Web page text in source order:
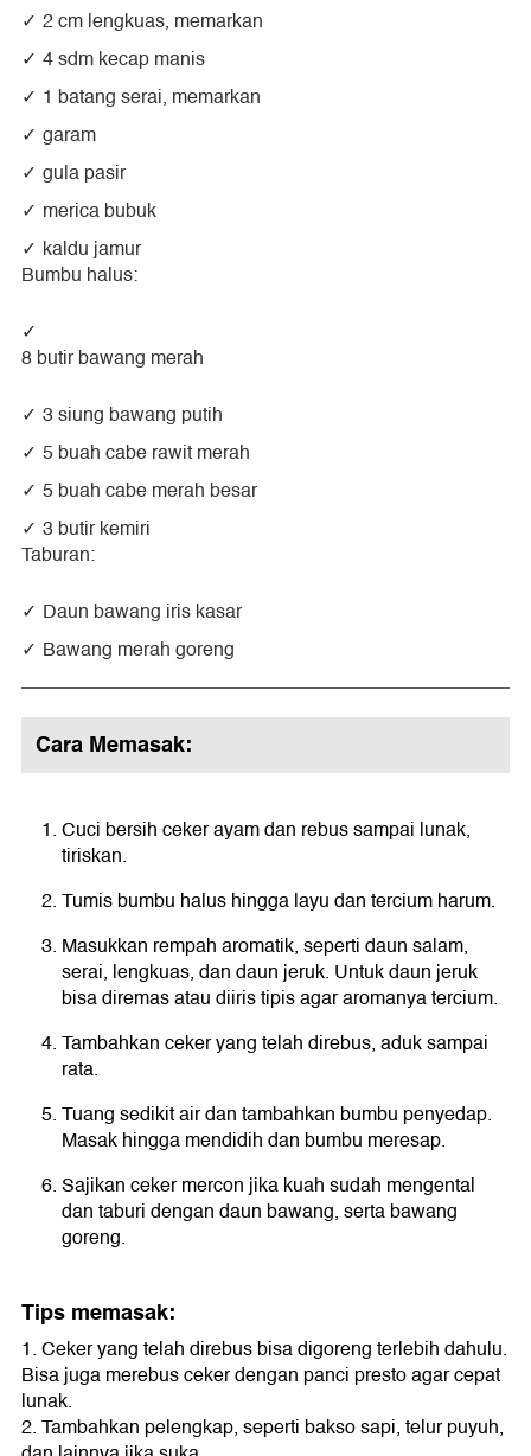
2 cm lengkuas, memarkan
4 sdm kecap manis
1 batang serai, memarkan
garam
gula pasir
merica bubuk
kaldu jamur
Bumbu halus:
8 butir bawang merah
3 siung bawang putih
5 buah cabe rawit merah
5 buah cabe merah besar
3 butir kemiri
Taburan:
Daun bawang iris kasar
Bawang merah goreng
Cara Memasak:
Cuci bersih ceker ayam dan rebus sampai lunak,
tiriskan.
Tumis bumbu halus hingga layu dan tercium harum.
Masukkan rempah aromatik, seperti daun salam,
serai, lengkuas, dan daun jeruk. Untuk daun jeruk
bisa diremas atau diiris tipis agar aromanya tercium.
Tambahkan ceker yang telah direbus, aduk sampai
rata.
Tuang sedikit air dan tambahkan bumbu penyedap.
Masak hingga mendidih dan bumbu meresap.
Sajikan ceker mercon jika kuah sudah mengental
dan taburi dengan daun bawang, serta bawang
goreng.
Tips memasak:
1. Ceker yang telah direbus bisa digoreng terlebih dahulu.
Bisa juga merebus ceker dengan panci presto agar cepat
lunak.
2. Tambahkan pelengkap, seperti bakso sapi, telur puyuh,